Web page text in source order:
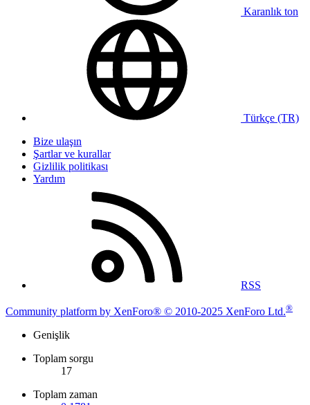
Karanlık ton
Türkçe (TR)
Bize ulaşın
Şartlar ve kurallar
Gizlilik politikası
Yardım
RSS
Community platform by XenForo® © 2010-2025 XenForo Ltd.®
Genişlik
Toplam sorgu
17
Toplam zaman